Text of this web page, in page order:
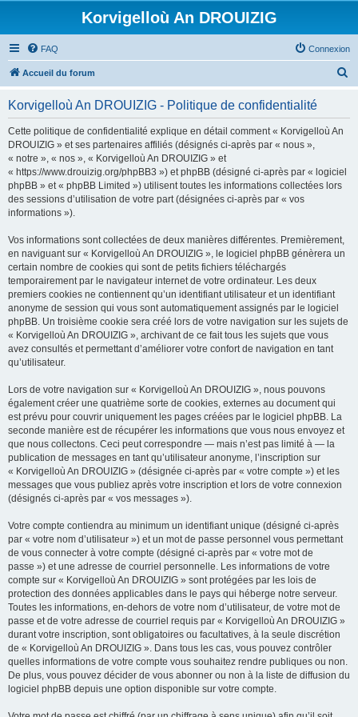
Korvigelloù An DROUIZIG
FAQ Connexion
Accueil du forum
Korvigelloù An DROUIZIG - Politique de confidentialité
Cette politique de confidentialité explique en détail comment « Korvigelloù An
DROUIZIG » et ses partenaires affiliés (désignés ci-après par « nous »,
« notre », « nos », « Korvigelloù An DROUIZIG » et
« https://www.drouizig.org/phpBB3 ») et phpBB (désigné ci-après par « logiciel
phpBB » et « phpBB Limited ») utilisent toutes les informations collectées lors
des sessions d’utilisation de votre part (désignées ci-après par « vos
informations »).
Vos informations sont collectées de deux manières différentes. Premièrement,
en naviguant sur « Korvigelloù An DROUIZIG », le logiciel phpBB génèrera un
certain nombre de cookies qui sont de petits fichiers téléchargés
temporairement par le navigateur internet de votre ordinateur. Les deux
premiers cookies ne contiennent qu’un identifiant utilisateur et un identifiant
anonyme de session qui vous sont automatiquement assignés par le logiciel
phpBB. Un troisième cookie sera créé lors de votre navigation sur les sujets de
« Korvigelloù An DROUIZIG », archivant de ce fait tous les sujets que vous
avez consultés et permettant d’améliorer votre confort de navigation en tant
qu’utilisateur.
Lors de votre navigation sur « Korvigelloù An DROUIZIG », nous pouvons
également créer une quatrième sorte de cookies, externes au document qui
est prévu pour couvrir uniquement les pages créées par le logiciel phpBB. La
seconde manière est de récupérer les informations que vous nous envoyez et
que nous collectons. Ceci peut correspondre — mais n’est pas limité à — la
publication de messages en tant qu’utilisateur anonyme, l’inscription sur
« Korvigelloù An DROUIZIG » (désignée ci-après par « votre compte ») et les
messages que vous publiez après votre inscription et lors de votre connexion
(désignés ci-après par « vos messages »).
Votre compte contiendra au minimum un identifiant unique (désigné ci-après
par « votre nom d’utilisateur ») et un mot de passe personnel vous permettant
de vous connecter à votre compte (désigné ci-après par « votre mot de
passe ») et une adresse de courriel personnelle. Les informations de votre
compte sur « Korvigelloù An DROUIZIG » sont protégées par les lois de
protection des données applicables dans le pays qui héberge notre serveur.
Toutes les informations, en-dehors de votre nom d’utilisateur, de votre mot de
passe et de votre adresse de courriel requis par « Korvigelloù An DROUIZIG »
durant votre inscription, sont obligatoires ou facultatives, à la seule discrétion
de « Korvigelloù An DROUIZIG ». Dans tous les cas, vous pouvez contrôler
quelles informations de votre compte vous souhaitez rendre publiques ou non.
De plus, vous pouvez décider de vous abonner ou non à la liste de diffusion du
logiciel phpBB depuis une option disponible sur votre compte.